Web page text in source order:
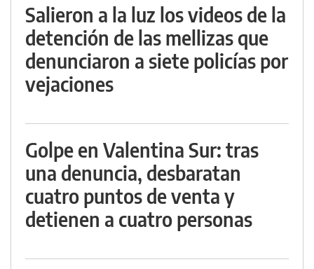
Salieron a la luz los videos de la
detención de las mellizas que
denunciaron a siete policías por
vejaciones
Golpe en Valentina Sur: tras
una denuncia, desbaratan
cuatro puntos de venta y
detienen a cuatro personas